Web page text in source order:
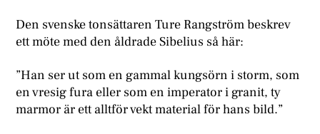
Den svenske tonsättaren Ture Rangström beskrev
ett möte med den åldrade Sibelius så här:
”Han ser ut som en gammal kungsörn i storm, som
en vresig fura eller som en imperator i granit, ty
marmor är ett alltför vekt material för hans bild.”